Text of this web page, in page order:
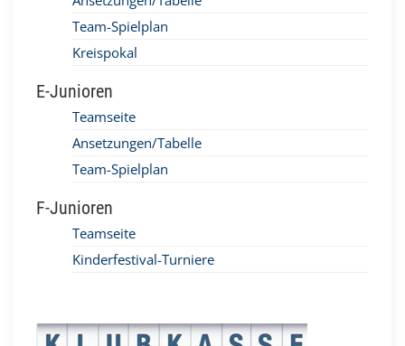
Team-Spielplan
Kreispokal
E-Junioren
Teamseite
Ansetzungen/Tabelle
Team-Spielplan
F-Junioren
Teamseite
Kinderfestival-Turniere